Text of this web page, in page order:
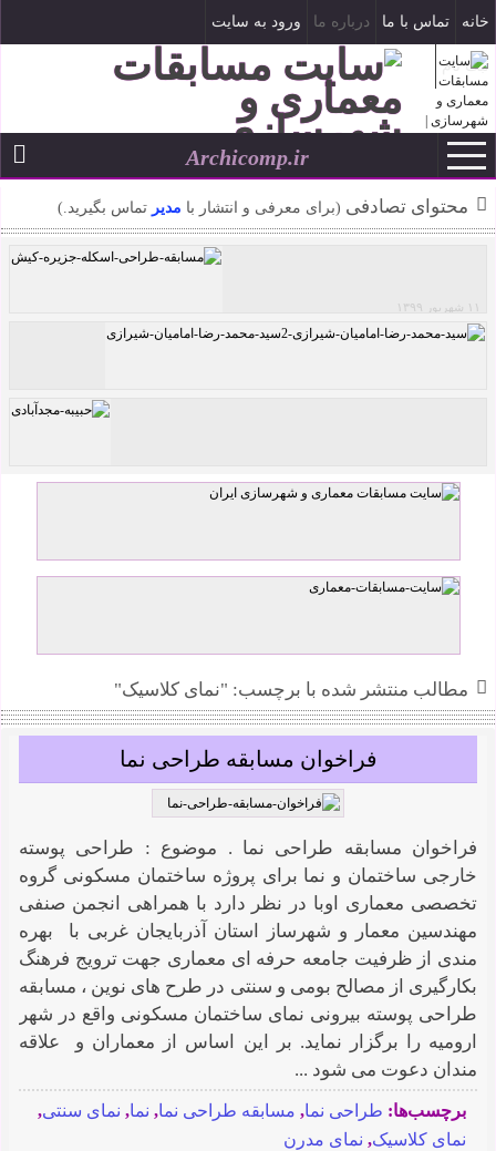
خانه تماس با ما درباره ما ورود به سایت
ثبت نام
Archicomp.ir
محتوای تصادفی (برای معرفی و انتشار با مدیر تماس بگیرید.)
فراخوان مسابقه طراحی اسکله تفریحی و بولوار
۱۱ شهریور ۱۳۹۹
کافه رستوران لولو اثر سید محمد رضا امامیان
شیرازیحبیبه مجدآبادی
مطالب منتشر شده با برچسب: "نمای کلاسیک"
فراخوان مسابقه طراحی نما
فراخوان مسابقه طراحی نما . موضوع : طراحی پوسته
خارجی ساختمان و نما برای پروژه ساختمان مسکونی گروه
تخصصی معماری اوبا در نظر دارد با همراهی انجمن صنفی
مهندسین معمار و شهرساز استان آذربایجان غربی با بهره
مندی از ظرفیت جامعه حرفه ای معماری جهت ترویج فرهنگ
بکارگیری از مصالح بومی و سنتی در طرح های نوین ، مسابقه
طراحی پوسته بیرونی نمای ساختمان مسکونی واقع در شهر
ارومیه را برگزار نماید. بر این اساس از معماران و علاقه
مندان دعوت می شود ...
برچسب‌ها: طراحی نما, مسابقه طراحی نما, نما, نمای سنتی,
نمای کلاسیک, نمای مدرن